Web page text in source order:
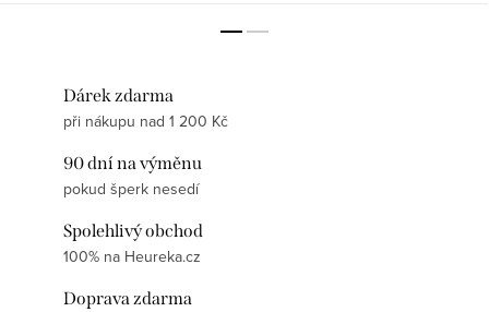
Dárek zdarma
při nákupu nad 1 200 Kč
90 dní na výměnu
pokud šperk nesedí
Spolehlivý obchod
100% na Heureka.cz
Doprava zdarma